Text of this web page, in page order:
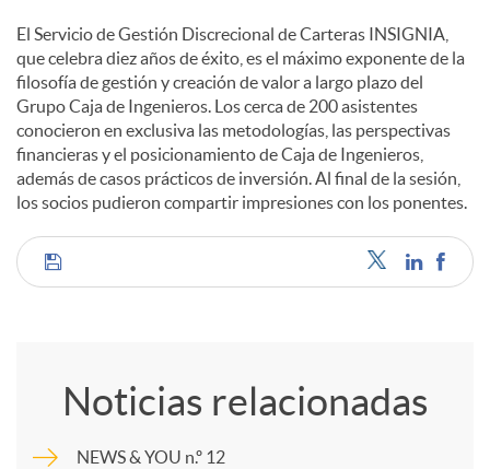
i
d
o
s
El Servicio de Gestión Discrecional de Carteras INSIGNIA,
que celebra diez años de éxito, es el máximo exponente de la
filosofía de gestión y creación de valor a largo plazo del
Grupo Caja de Ingenieros. Los cerca de 200 asistentes
conocieron en exclusiva las metodologías, las perspectivas
financieras y el posicionamiento de Caja de Ingenieros,
además de casos prácticos de inversión. Al final de la sesión,
los socios pudieron compartir impresiones con los ponentes.
C
m
Noticias relacionadas
NEWS & YOU n.º 12